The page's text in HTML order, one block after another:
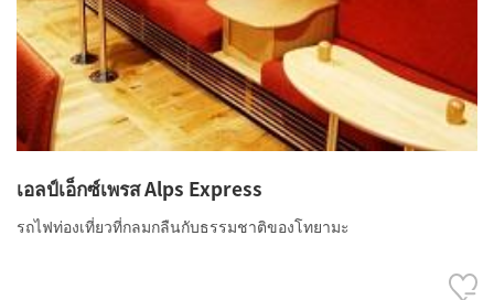
เอลป์เอ็กซ์เพรส Alps Express
รถไฟท่องเที่ยวที่กลมกลืนกับธรรมชาติของโทยามะ